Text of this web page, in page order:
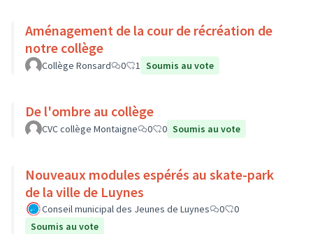
Aménagement de la cour de récréation de
notre collège
Collège Ronsard 0 1 Soumis au vote
De l'ombre au collège
CVC collège Montaigne 0 0 Soumis au vote
Nouveaux modules espérés au skate-park
de la ville de Luynes
Conseil municipal des Jeunes de Luynes 0
0
Soumis au vote